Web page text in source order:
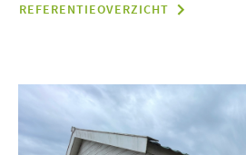
REFERENTIEOVERZICHT